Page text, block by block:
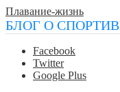
Плавание-жизнь
БЛОГ О
Facebook
Twitter
Google Plus